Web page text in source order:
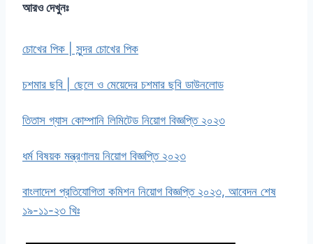
আরও দেখুনঃ
চোখের পিক | সুন্দর চোখের পিক
চশমার ছবি | ছেলে ও মেয়েদের চশমার ছবি ডাউনলোড
তিতাস গ্যাস কোম্পানি লিমিটেড নিয়োগ বিজ্ঞপ্তি ২০২৩
ধর্ম বিষয়ক মন্ত্রণালয় নিয়োগ বিজ্ঞপ্তি ২০২৩
বাংলাদেশ প্রতিযোগিতা কমিশন নিয়োগ বিজ্ঞপ্তি ২০২৩, আবেদন শেষ
১৯-১১-২৩ খিঃ